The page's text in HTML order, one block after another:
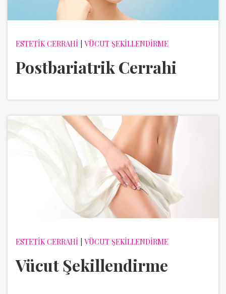
ESTETİK CERRAHİ | VÜCUT ŞEKİLLENDİRME
Postbariatrik Cerrahi
ESTETİK CERRAHİ | VÜCUT ŞEKİLLENDİRME
Vücut Şekillendirme